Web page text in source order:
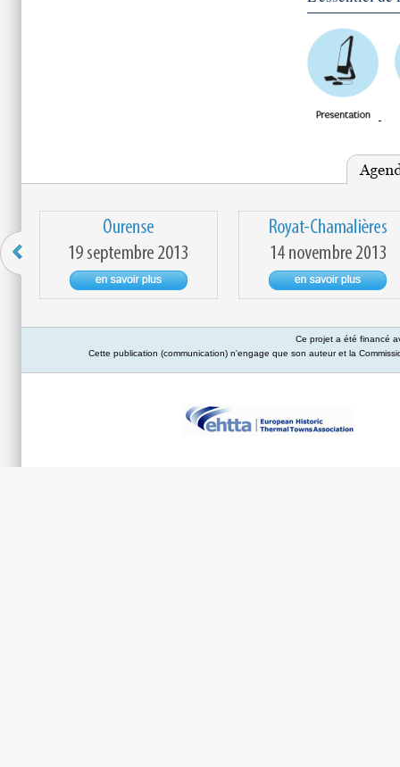
Ce projet a été financé
Cette publication (communication) n'engage que son auteur et la